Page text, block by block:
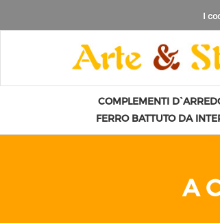
I
COMPLEMENTI
FERRO BATTUTO DA